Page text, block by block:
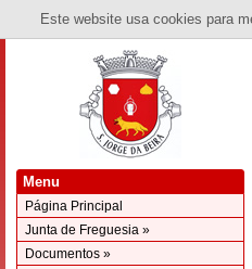
Este website usa cookies para
Menu
Página Principal
Junta de Freguesia »
Documentos »